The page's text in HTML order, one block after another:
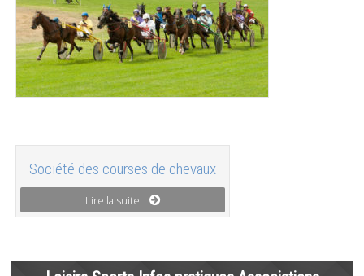
Société des courses de chevaux
Lire la suite